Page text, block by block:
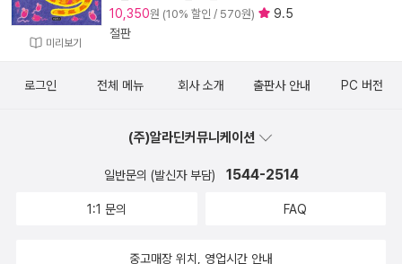
미리보기
10,350원 (10% 할인 / 570원)
9.5
절판
로그인 전체 메뉴 회사 소개 출판사 안내 PC 버전
(주)알라딘커뮤니케이션
일반문의 (발신자 부담) 1544-2514
1:1 문의 FAQ
중고매장 위치, 영업시간 안내